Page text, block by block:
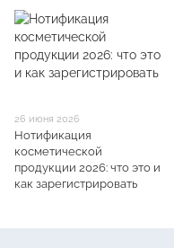
26 июня 2026
Нотификация
косметической
продукции 2026: что это и
как зарегистрировать